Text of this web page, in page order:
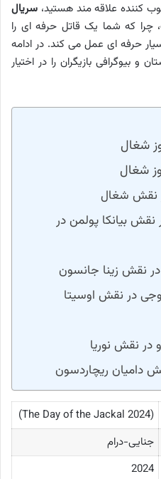
کننده علاقه مند هستید، سریال
چرا که شما یک قاتل حرفه ای را
حرفه ای عمل می کند. در ادامه
و بیوگرافی بازیگران را در اختیار
شغال
شغال
نقش شغال
نقش بیانکا پولمن در
در نقش زینا جانسون
در نقش اوسیتا
در نقش نوریا
دامیان ریچاردسون
(The Day of the Jackal 2024)
جنایی-درام
2024